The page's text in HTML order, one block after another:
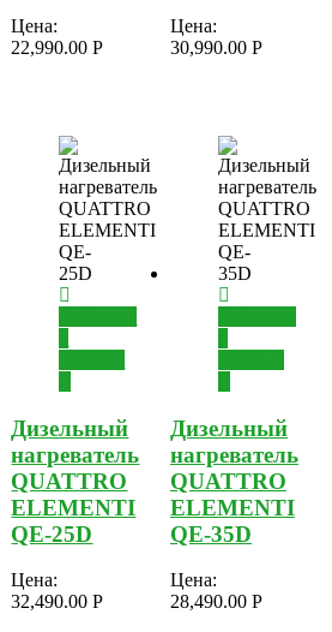
Цена:
22,990.00Р
Цена:
30,990.00 Р
Дизельный
нагреватель
QUATTRO
ELEMENTI
QE-25D
Цена:
32,490.00Р
Дизельный
нагреватель
QUATTRO
ELEMENTI
QE-35D
Цена:
28,490.00 Р